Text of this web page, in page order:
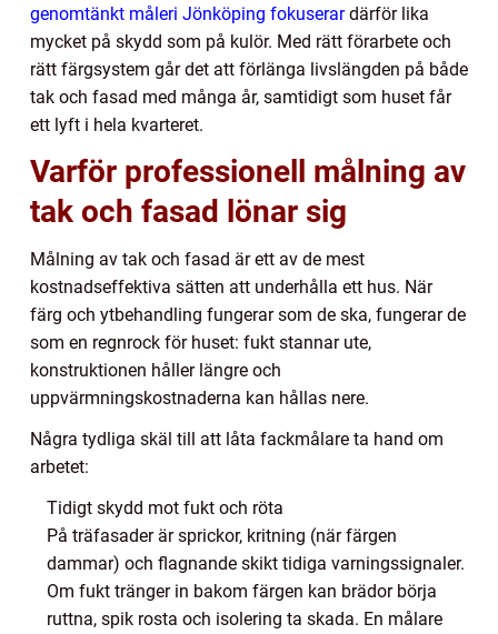
genomtänkt måleri Jönköping fokuserardärför lika
mycket på skydd som på kulör. Med rätt förarbete och
rätt färgsystem går det att förlänga livslängden på både
tak och fasad med många år, samtidigt som huset får
ett lyft i hela kvarteret.
Varför professionell målning av
tak och fasad lönar sig
Målning av tak och fasad är ett av de mest
kostnadseffektiva sätten att underhålla ett hus. När
färg och ytbehandling fungerar som de ska, fungerar de
som en regnrock för huset: fukt stannar ute,
konstruktionen håller längre och
uppvärmningskostnaderna kan hållas nere.
Några tydliga skäl till att låta fackmålare ta hand om
arbetet:
Tidigt skydd mot fukt och röta
På träfasader är sprickor, kritning (när färgen
dammar) och flagnande skikt tidiga varningssignaler.
Om fukt tränger in bakom färgen kan brädor börja
ruttna, spik rosta och isolering ta skada. En målare